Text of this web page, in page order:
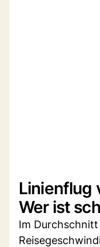
Linienflug
Wer ist
Im